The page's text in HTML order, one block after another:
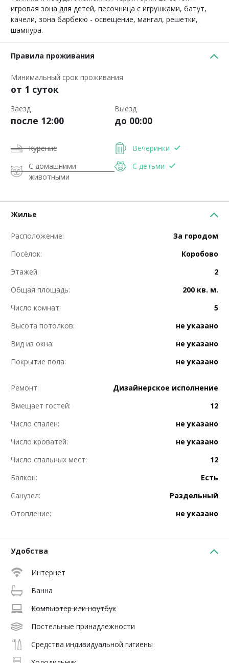
игровая зона для детей, песочница с игрушками, батут,
качели, зона барбекю - освещение, мангал, решетки,
шампура.
Правила проживания
Минимальный срок проживания
от 1 суток
Заезд
после 12:00
Выезд
до 00:00
Курение
Вечеринки
С домашними
животными
С детьми
Жилье
Расположение:
За городом
Посёлок:
Коробово
Этажей:
2
Общая площадь:
200 кв. м.
Число комнат:
5
Высота потолков:
не указано
Вид из окна:
не указано
Покрытие пола:
не указано
Ремонт:
Дизайнерское исполнение
Вмещает гостей:
12
Число спален:
не указано
Число кроватей:
не указано
Число спальных мест:
12
Балкон:
Есть
Санузел:
Раздельный
Отопление:
не указано
Удобства
Интернет
Ванна
Компьютер или ноутбук
Постельные принадлежности
Средства индивидуальной гигиены